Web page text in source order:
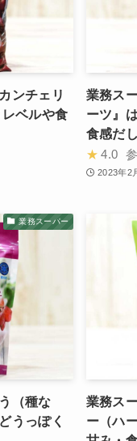
ンチェリ
ベルや食
業務ス
ーツ』
食感だ
★ 4.0
2023年2
業務スーパー
（種な
うっぽく
業務ス
ー（ハ